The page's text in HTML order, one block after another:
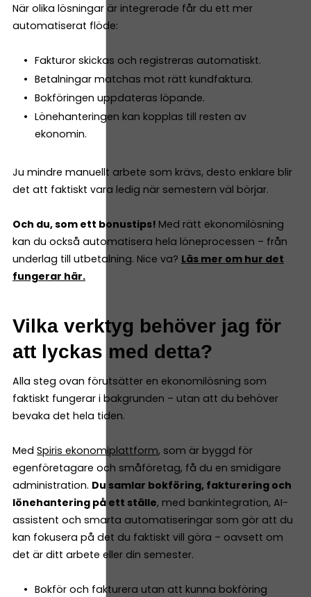
När olika lösningar är integrerade får du ett mer
automatiserat flöde:
Fakturor skickas och registreras automatiskt.
Betalningar matchas mot rätt kundfaktura.
Bokföringen uppdateras löpande.
Lönehanteringen kan kopplas till resten av
ekonomin.
Ju mindre manuellt arbete som krävs, desto enklare blir
det att faktiskt vara ledig när semestern väl börjar.
Och du, som ett bonustips! Med rätt ekonomilösning
kan du också automatisera hela löneprocessen – från
underlag till utbetalning. Nice va? Läs mer om hur det
fungerar här.
Vilka verktyg behöver jag för
att lyckas med detta?
Alla steg ovan förutsätter en ekonomilösning som
faktiskt fungerar i bakgrunden – utan att du behöver
bevaka det hela tiden.
Med Spiris ekonomiplattform, som är byggd för
egenföretagare och småföretag, få du en smidigare
administration. Du samlar bokföring, fakturering och
lönehantering på ett ställe, med bankintegration, AI-
assistent och smarta automatiseringar som gör att du
kan fokusera på det du faktiskt vill göra – oavsett om
det är ditt arbete eller din semester.
Bokför och fakturera utan att kunna bokföring